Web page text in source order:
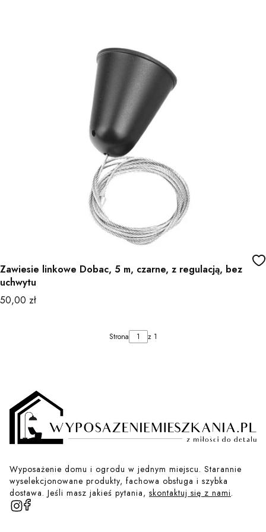
Zawiesie linkowe Dobac, 5 m, czarne, z regulacją, bez
uchwytu
Cena
50,00 zł
Strona z 1
Wyposażenie domu i ogrodu w jednym miejscu. Starannie
wyselekcjonowane produkty, fachowa obsługa i szybka
dostawa. Jeśli masz jakieś pytania, skontaktuj się z nami.